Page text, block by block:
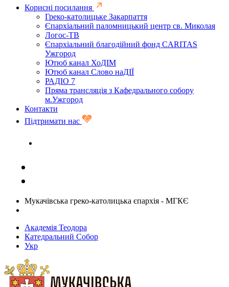
Корисні посилання
Греко-католицьке Закарпаття
Єпархіальний паломницький центр св. Миколая
Логос-ТВ
Єпархіальний благодійний фонд CARITAS
Ужгород
Ютюб канал ХоДІМ
Ютюб канал Слово наДІЇ
РАДІО 7
Пряма трансляція з Кафедрального собору
м.Ужгород
Контакти
Підтримати нас
Мукачівська греко-католицька єпархія - МГКЄ
Академія Теодора
Катедральний Собор
Укр